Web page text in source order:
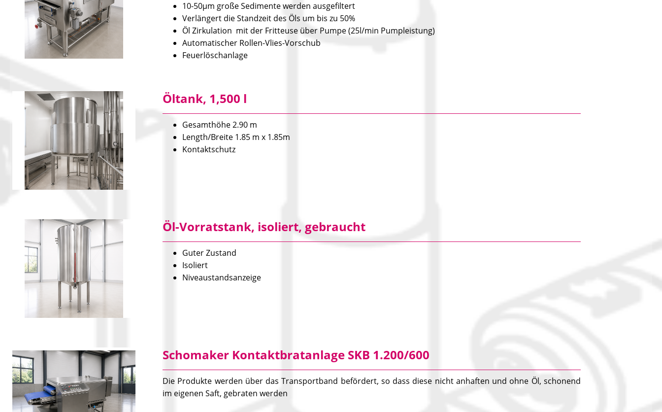
10-50µm große Sedimente werden ausgefiltert
Verlängert die Standzeit des Öls um bis zu 50%
Öl Zirkulation mit der Fritteuse über Pumpe (25l/min Pumpleistung)
Automatischer Rollen-Vlies-Vorschub
Feuerlöschanlage
Öltank, 1,500 l
Gesamthöhe 2.90 m
Length/Breite 1.85 m x 1.85m
Kontaktschutz
Öl-Vorratstank, isoliert, gebraucht
Guter Zustand
Isoliert
Niveaustandsanzeige
Schomaker Kontaktbratanlage SKB 1.200/600
Die Produkte werden über das Transportband befördert, so dass diese nicht anhaften und ohne Öl, schonend
im eigenen Saft, gebraten werden